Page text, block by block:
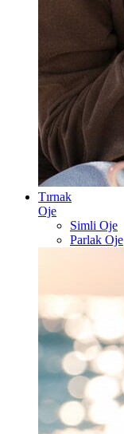
Tırnak
Oje
Simli Oje
Parlak Oje